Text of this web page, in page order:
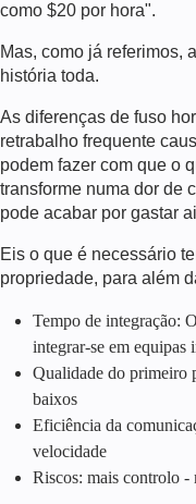
como $20 por hora".
Mas, como já referimos,
história toda.
As diferenças de fuso
retrabalho frequente
podem fazer com que o
transforme numa dor de
pode acabar por gastar
Eis o que é necessário
propriedade, para além
Tempo de integração:
integrar-se em equipas
Qualidade do primeiro
baixos
Eficiência da
velocidade
Riscos: mais controlo -